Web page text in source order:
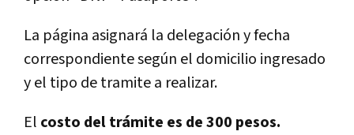
La página asignará la delegación y fecha
correspondiente según el domicilio ingresado
y el tipo de tramite a realizar.
El costo del trámite es de 300 pesos.